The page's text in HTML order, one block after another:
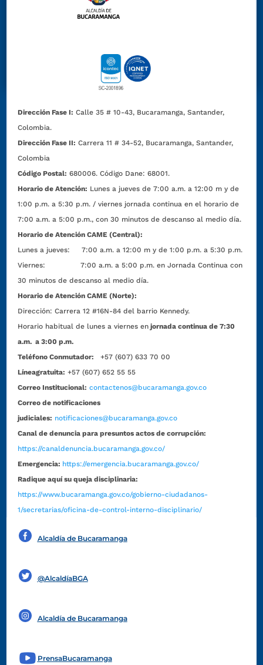
Dirección Fase I: Calle 35 # 10-43, Bucaramanga, Santander,
Colombia.
Dirección Fase II: Carrera 11 # 34-52, Bucaramanga, Santander,
Colombia
Código Postal: 680006. Código Dane: 68001.
Horario de Atención: Lunes a jueves de 7:00 a.m. a 12:00 m y de
1:00 p.m. a 5:30 p.m. / viernes jornada continua en el horario de
7:00 a.m. a 5:00 p.m., con 30 minutos de descanso al medio día.
Horario de Atención CAME (Central):
Lunes a jueves: 7:00 a.m. a 12:00 m y de 1:00 p.m. a 5:30 p.m.
Viernes: 7:00 a.m. a 5:00 p.m. en Jornada Continua con
30 minutos de descanso al medio día.
Horario de Atención CAME (Norte):
Dirección:Carrera 12 #16N-84 del barrio Kennedy.
Horario habitual de lunes a viernes en jornada continua de 7:30
a.m. a 3:00 p.m.
Teléfono Conmutador:
+57 (607) 633 70 00
Líneagratuita: +57 (607) 652 55 55
Correo Institucional: contactenos@bucaramanga.gov.co
Correo de notificaciones
judiciales: notificaciones@bucaramanga.gov.co
Canal de denuncia para presuntos actos de corrupción:
https://canaldenuncia.bucaramanga.gov.co/
Emergencia: https://emergencia.bucaramanga.gov.co/
Radique aquí su queja disciplinaria:
https://www.bucaramanga.gov.co/gobierno-ciudadanos-
1/secretarias/oficina-de-control-interno-disciplinario/
Alcaldía de Bucaramanga
@AlcaldíaBGA
Alcaldía de Bucaramanga
PrensaBucaramanga